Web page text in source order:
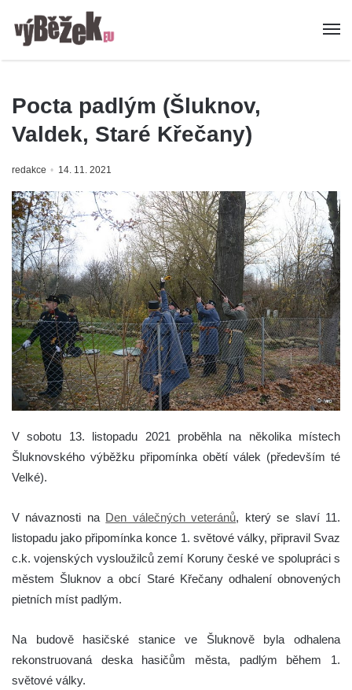
Pocta padlým (Šluknov,
Valdek, Staré Křečany)
redakce 14. 11. 2021
V sobotu 13. listopadu 2021 proběhla na několika místech
Šluknovského výběžku připomínka obětí válek (především té
Velké).
V návaznosti na Den válečných veteránů, který se slaví 11.
listopadu jako připomínka konce 1. světové války, připravil Svaz
c.k. vojenských vysloužilců zemí Koruny české ve spolupráci s
městem Šluknov a obcí Staré Křečany odhalení obnovených
pietních míst padlým.
Na budově hasičské stanice ve Šluknově byla odhalena
rekonstruovaná deska hasičům města, padlým během 1.
světové války.